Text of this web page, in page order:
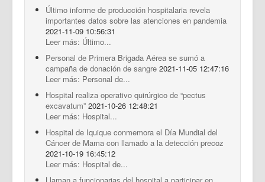
Último informe de producción hospitalaria revela
importantes datos sobre las atenciones en pandemia
2021-11-09 10:56:31
Leer más: Último...
Personal de Primera Brigada Aérea se sumó a
campaña de donación de sangre 2021-11-05 12:47:16
Leer más: Personal de...
Hospital realiza operativo quirúrgico de “pectus
excavatum” 2021-10-26 12:48:21
Leer más: Hospital...
Hospital de Iquique conmemora el Día Mundial del
Cáncer de Mama con llamado a la detección precoz
2021-10-19 16:45:12
Leer más: Hospital de...